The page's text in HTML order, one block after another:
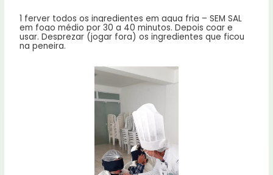
1 ferver todos os ingredientes em agua fria – SEM SAL
em fogo médio por 30 a 40 minutos. Depois coar e
usar. Desprezar (jogar fora) os ingredientes que ficou
na peneira.